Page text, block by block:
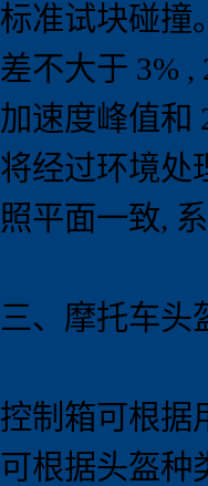
标准试块碰撞
差不大于 3%
加速度峰值和
将经过环境处
照平面一致,
三、摩托车头
控制箱可根据
可根据头盔种